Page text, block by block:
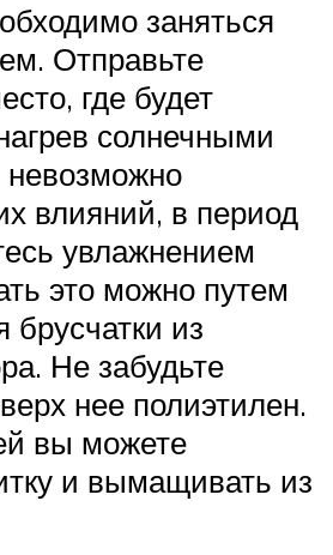
заняться
Отправьте
где будет
солнечными
влияний, в период
увлажнением
это можно путем
брусчатки из
Не забудьте
нее полиэтилен.
вы можете
и вымащивать из